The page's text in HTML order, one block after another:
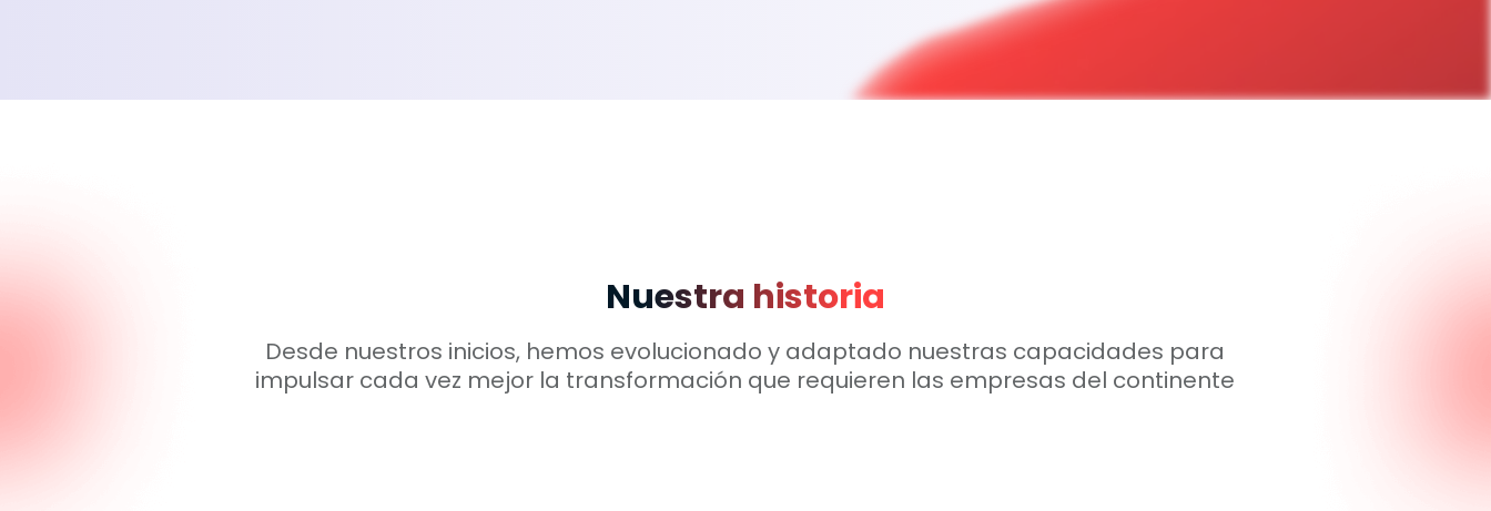
Nuestra historia
Desde nuestros inicios, hemos evolucionado y adaptado nuestras capacidades para
impulsar cada vez mejor la transformación que requieren las empresas del continente